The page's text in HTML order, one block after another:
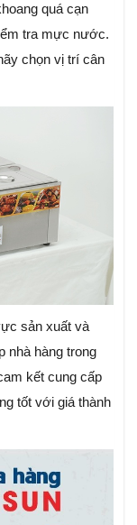
quá cạn
tra mực nước.
chọn vị trí cân
sản xuất và
nhà hàng trong
kết cung cấp
tốt với giá thành